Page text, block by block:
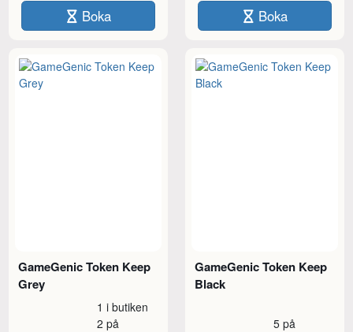
Boka Boka
GameGenic Token Keep
Grey
1 i butiken
2 på
GameGenic Token Keep
Black
5 på